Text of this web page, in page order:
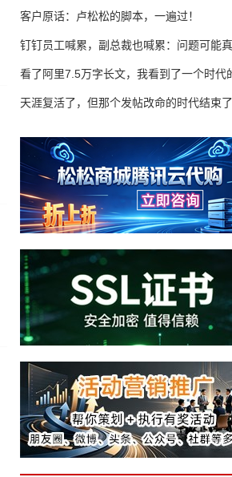
客户原话：卢松松的脚本，一遍过！
钉钉员工喊累，副总裁也喊累：问题可能
了
看了阿里7.5万字长文，我看到了一个时代
天涯复活了，但那个发帖改命的时代结束了